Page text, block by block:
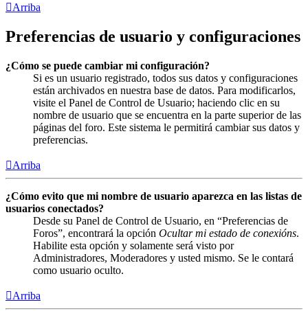
Arriba
Preferencias de usuario y configuraciones
¿Cómo se puede cambiar mi configuración?
Si es un usuario registrado, todos sus datos y configuraciones
están archivados en nuestra base de datos. Para modificarlos,
visite el Panel de Control de Usuario; haciendo clic en su
nombre de usuario que se encuentra en la parte superior de las
páginas del foro. Este sistema le permitirá cambiar sus datos y
preferencias.
Arriba
¿Cómo evito que mi nombre de usuario aparezca en las listas de
usuarios conectados?
Desde su Panel de Control de Usuario, en “Preferencias de
Foros”, encontrará la opción Ocultar mi estado de conexións.
Habilite esta opción y solamente será visto por
Administradores, Moderadores y usted mismo. Se le contará
como usuario oculto.
Arriba